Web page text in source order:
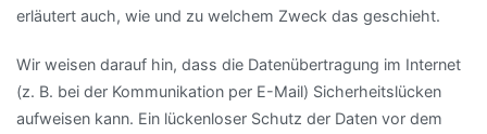
erläutert auch, wie und zu welchem Zweck das geschieht.
Wir weisen darauf hin, dass die Datenübertragung im Internet
(z. B. bei der Kommunikation per E-Mail) Sicherheitslücken
aufweisen kann. Ein lückenloser Schutz der Daten vor dem